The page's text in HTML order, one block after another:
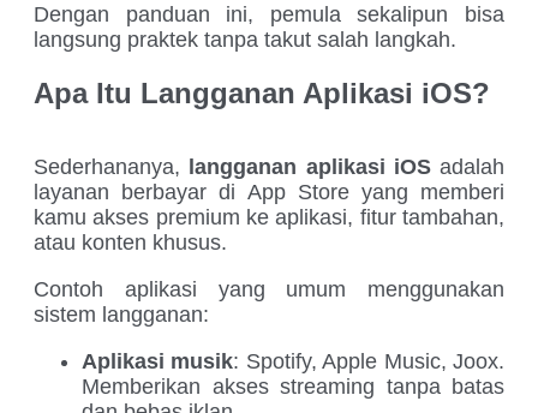
Dengan panduan ini, pemula sekalipun bisa
langsung praktek tanpa takut salah langkah.
Apa Itu Langganan Aplikasi iOS?
Sederhananya, langganan aplikasi iOSadalah
layanan berbayar di App Store yang memberi
kamu akses premium ke aplikasi, fitur tambahan,
atau konten khusus.
Contoh aplikasi yang umum menggunakan
sistem langganan:
Aplikasi musik: Spotify, Apple Music, Joox.
Memberikan akses streaming tanpa batas